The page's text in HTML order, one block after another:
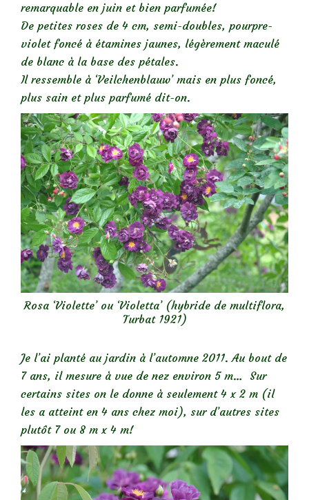
remarquable en juin et bien parfumée!
De petites roses de 4 cm, semi-doubles, pourpre-
violet foncé à étamines jaunes, légèrement maculé
de blanc à la base des pétales.
Il ressemble à ‘Veilchenblauw’ mais en plus foncé,
plus sain et plus parfumé dit-on.
Rosa ‘Violette’ ou ‘Violetta’ (hybride de multiflora,
Turbat 1921)
Je l’ai planté au jardin à l’automne 2011. Au bout de
7 ans, il mesure à vue de nez environ 5 m… Sur
certains sites on le donne à seulement 4 x 2 m (il
les a atteint en 4 ans chez moi), sur d’autres sites
plutôt 7 ou 8 m x 4 m!